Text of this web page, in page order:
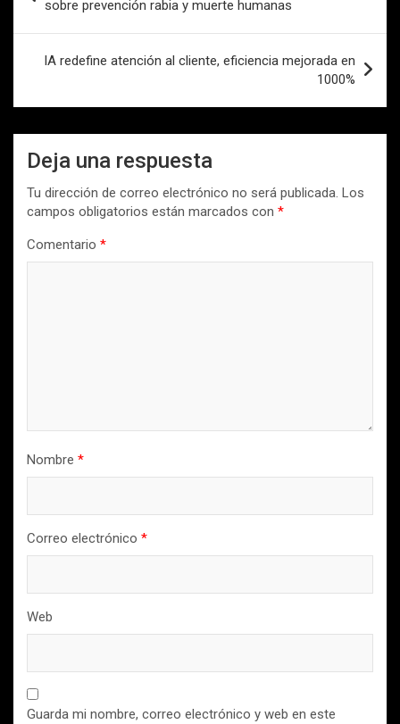
entradas
sobre prevención rabia y muerte humanas
IA redefine atención al cliente, eficiencia mejorada en
1000%
Deja una respuesta
Tu dirección de correo electrónico no será publicada. Los
campos obligatorios están marcados con *
Comentario *
Nombre *
Correo electrónico *
Web
Guarda mi nombre, correo electrónico y web en este